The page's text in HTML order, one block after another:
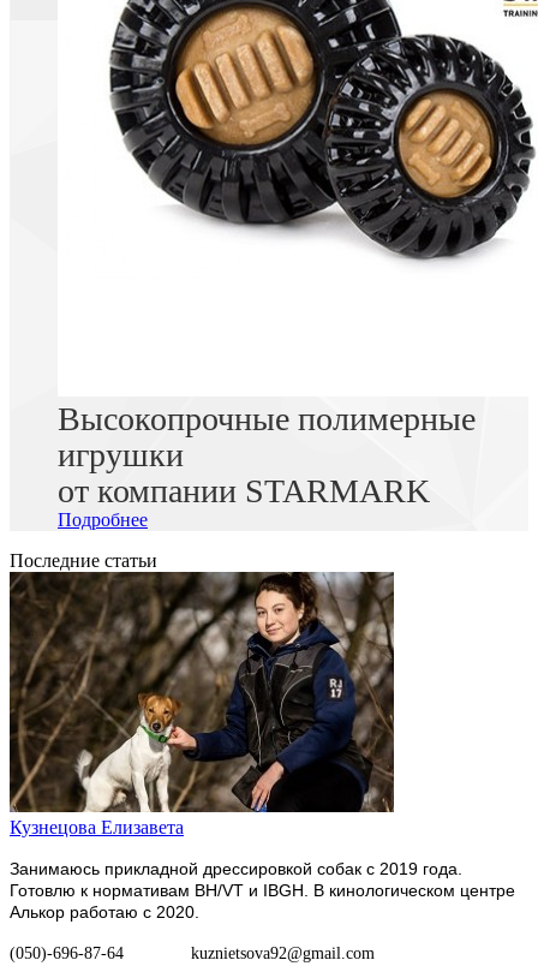
Высокопрочные полимерные
игрушки
от компании STARMARK
Подробнее
Последние статьи
Кузнецова Елизавета
Занимаюсь прикладной дрессировкой собак с 2019 года.
Готовлю к нормативам BH/VT и IBGH. В кинологическом центре
Алькор работаю с 2020.
(050)-696-87-64 kuznietsova92@gmail.com